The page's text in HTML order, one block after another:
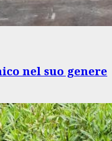
nel suo genere